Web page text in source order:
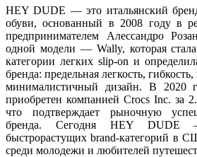
HEY DUDE — это итальянский
обуви, основанный в 2008 году в
предпринимателем Алессандро
одной модели — Wally, которая
категории легких slip-on и
бренда: предельная легкость,
минималистичный дизайн. В 2020
приобретен компанией Crocs Inc. за
что подтверждает рыночную
бренда. Сегодня HEY
быстрорастущих brand-категорий в
среди молодежи и любителей